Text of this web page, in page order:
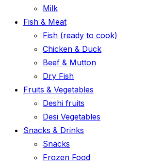
Milk
Fish & Meat
Fish (ready to cook)
Chicken & Duck
Beef & Mutton
Dry Fish
Fruits & Vegetables
Deshi fruits
Desi Vegetables
Snacks & Drinks
Snacks
Frozen Food